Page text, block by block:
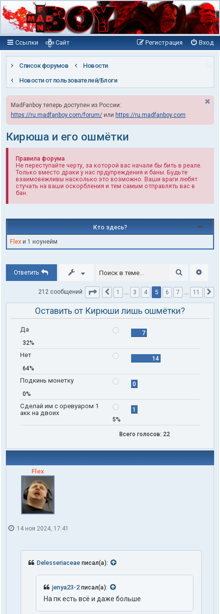
Ссылки Вход
Регистрация
Сайт
Список форумов
Новости
Новости от пользователей/Блоги
MadFanboy теперь доступен из России:
https://ru.madfanboy.com/forum/ или https://ru.madfanboy.com
Кирюша и его ошмётки
Правила форума
Не переступайте черту, за которой вас начали бы бить в реале.
Только вместо драки у нас прдупреждения и баны. Будьте
взаимовежливы насколько это возможно. Ваши враги любят
стучать на ваши оскорбления и тем самым отправлять вас в
бан.
Кто здесь?
Flex и 1 ноунейм
Ответить Поиск
212 сообщений Страница из 11
Пред.
1 … 3 4 5 6 7 … 11
Оставить от Кирюши лишь ошмётки?
Да
7
32%
Нет
14
64%
Подкинь монетку
0
0%
Сделай им с оревуаром 1
акк на двоих
1
5%
Всего голосов: 22
Flex
14 ноя 2024, 17:41
Delesseriaceae писал(а):
jenya23-2 писал(а):
На пк есть всё и даже больше